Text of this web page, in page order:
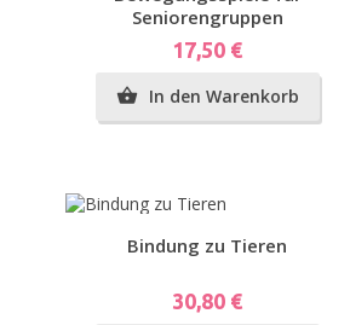
Seniorengruppen
Preis
17,50 €
 In den Warenkorb
Vorschau
Bindung zu Tieren
Preis
30,80 €